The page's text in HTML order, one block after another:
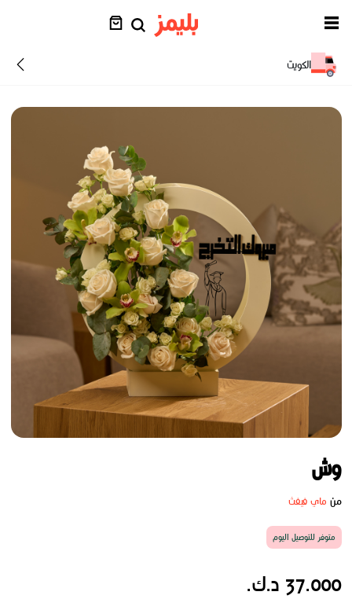
الكويت
وش
من ماي فيفث
متوفر للتوصيل اليوم
37.000 د.ك.